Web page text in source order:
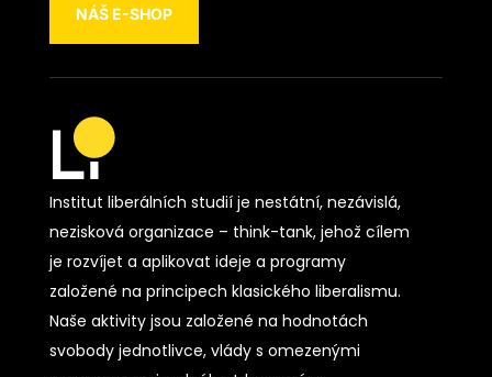
NÁŠ E-SHOP
Institut liberálních studií je nestátní, nezávislá,
nezisková organizace – think-tank, jehož cílem
je rozvíjet a aplikovat ideje a programy
založené na principech klasického liberalismu.
Naše aktivity jsou založené na hodnotách
svobody jednotlivce, vlády s omezenými